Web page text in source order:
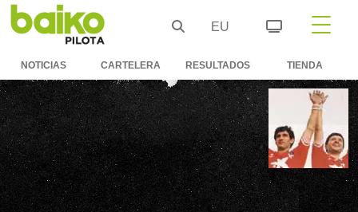
EU
NOTICIAS CARTELERA RESULTADOS TIENDA